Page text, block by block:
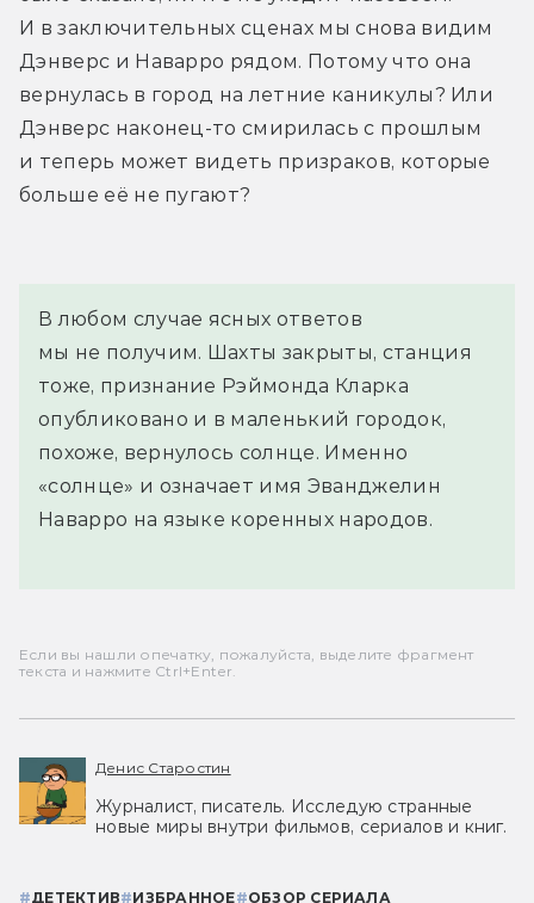
И в заключительных сценах мы снова видим
Дэнверс и Наварро рядом. Потому что она
вернулась в город на летние каникулы? Или
Дэнверс наконец-то смирилась с прошлым
и теперь может видеть призраков, которые
больше её не пугают?
В любом случае ясных ответов
мы не получим. Шахты закрыты, станция
тоже, признание Рэймонда Кларка
опубликовано и в маленький городок,
похоже, вернулось солнце. Именно
«солнце» и означает имя Эванджелин
Наварро на языке коренных народов.
Если вы нашли опечатку, пожалуйста, выделите фрагмент
текста и нажмите Ctrl+Enter.
Денис Старостин
Журналист, писатель. Исследую странные
новые миры внутри фильмов, сериалов и книг.
#ДЕТЕКТИВ#ИЗБРАННОЕ#ОБЗОР СЕРИАЛА